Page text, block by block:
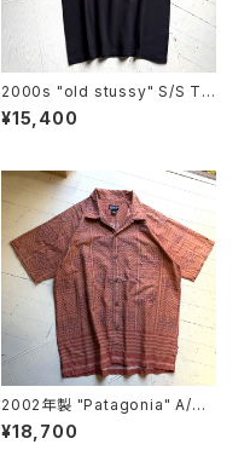
2000s "old stussy" S/S T-
shirt
¥15,400
2002年製 "Patagonia" A/C
print shirt
¥18,700